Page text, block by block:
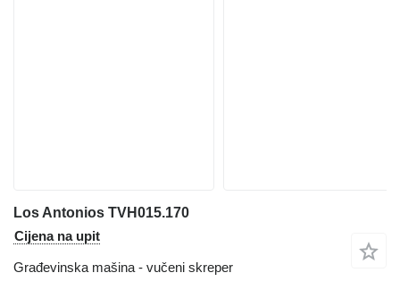
Los Antonios TVH015.170
Cijena na upit
Građevinska mašina - vučeni skreper